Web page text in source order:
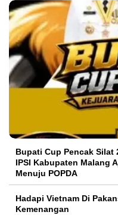
Bupati Cup Pencak Silat
IPSI Kabupaten Malang
Menuju POPDA
Hadapi Vietnam Di
Kemenangan